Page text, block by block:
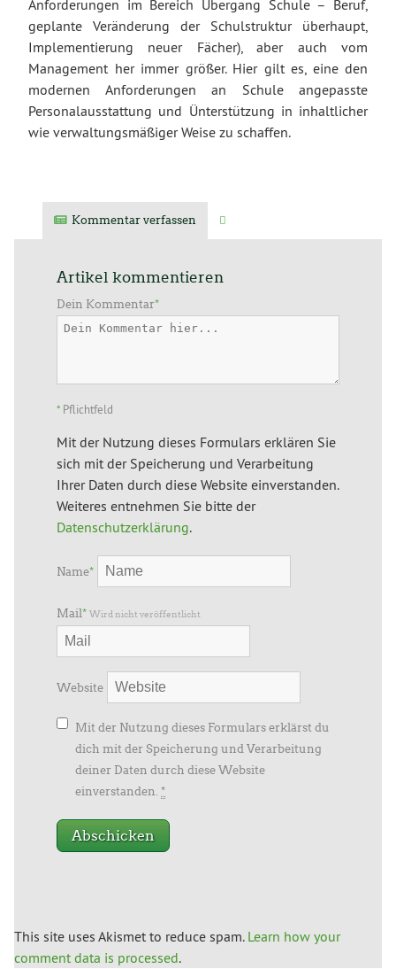
Anforderungen im Bereich Übergang Schule – Beruf,
geplante Veränderung der Schulstruktur überhaupt,
Implementierung neuer Fächer), aber auch vom
Management her immer größer. Hier gilt es, eine den
modernen Anforderungen an Schule angepasste
Personalausstattung und Ünterstützung in inhaltlicher
wie verwaltungsmäßiger Weise zu schaffen.
Kommentar verfassen
Artikel kommentieren
Dein Kommentar*
* Pflichtfeld
Mit der Nutzung dieses Formulars erklären Sie
sich mit der Speicherung und Verarbeitung
Ihrer Daten durch diese Website einverstanden.
Weiteres entnehmen Sie bitte der
Datenschutzerklärung.
Name*
Mail* Wird nicht veröffentlicht
Website
Mit der Nutzung dieses Formulars erklärst du
dich mit der Speicherung und Verarbeitung
deiner Daten durch diese Website
einverstanden. *
This site uses Akismet to reduce spam. Learn how your
comment data is processed.